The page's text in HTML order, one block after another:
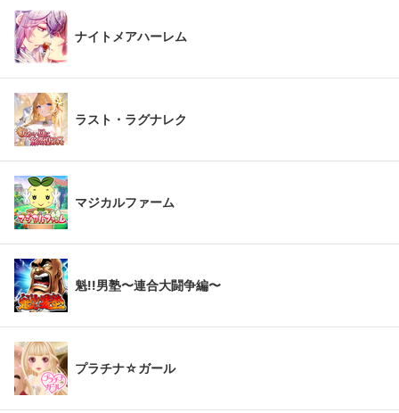
ナイトメアハーレム
ラスト・ラグナレク
マジカルファーム
魁!!男塾〜連合大闘争編〜
プラチナ☆ガール